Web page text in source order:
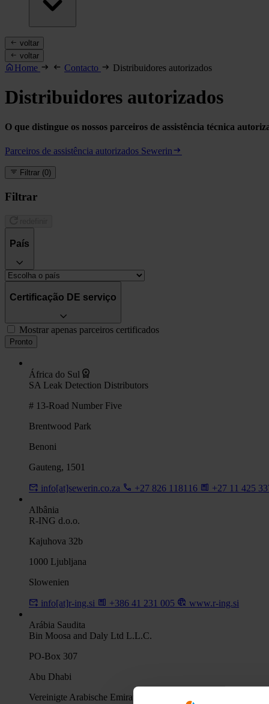
voltar
voltar
Home Contacto Distribuidores autorizados
Distribuidores autorizados
O que distingue os nossos parceiros de assistência técnica
Parceiros de assistência autorizados Sewerin
Filtrar (0)
Filtrar
País
Certificação DE serviço
Mostrar apenas parceiros certificados
Pronto
África do Sul
SA Leak Detection Distributors
# 13-Road Number Five
Brentwood Park
Benoni
Gauteng, 1501
info[at]sewerin.co.za +27 826 118116 +27 11 425
Albânia
R-ING d.o.o.
Kajuhova 32b
1000 Ljubljana
Slowenien
info[at]r-ing.si +386 41 231 005 www.r-ing.si
Arábia Saudita
Bin Moosa and Daly Ltd L.L.C.
PO-Box 307
Abu Dhabi
Vereinigte Arabische Emirate